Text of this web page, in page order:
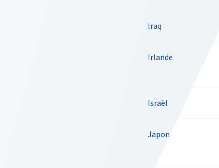
Iraq
Irlande
Israël
Japon